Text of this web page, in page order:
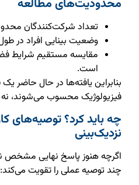
محدودیت‌های مطالعه
تعداد شرکت‌کنندگان
وضعیت بینایی افراد در
مقایسه مستقیم شرایط
است.
بنابراین یافته‌ها در حال حاضر
فیزیولوژیک محسوب می‌شوند،
چه باید کرد؟ توصیه‌های
نزدیک‌بینی
اگرچه هنوز پاسخ نهایی مشخص
چند توصیه عملی را تقویت می‌کند: